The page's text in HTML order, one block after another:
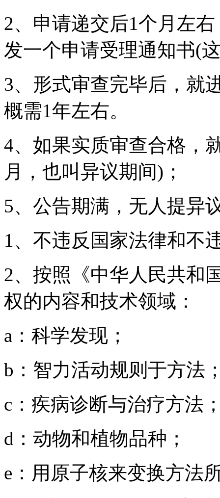
2、申请递交后1个月左
发一个申请受理通知书(
3、形式审查完毕后，就
概需1年左右。
4、如果实质审查合格，
月，也叫异议期间)；
5、公告期满，无人提异
1、不违反国家法律和不
2、按照《中华人民共和
权的内容和技术领域：
a：科学发现；
b：智力活动规则于方法
c：疾病诊断与治疗方法
d：动物和植物品种；
e：用原子核来变换方法